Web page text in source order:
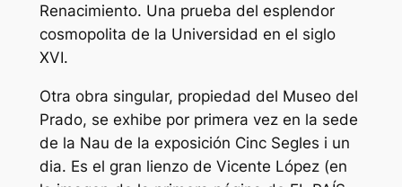
Renacimiento. Una prueba del esplendor
cosmopolita de la Universidad en el siglo
XVI.
Otra obra singular, propiedad del Museo del
Prado, se exhibe por primera vez en la sede
de la Nau de la exposición Cinc Segles i un
dia. Es el gran lienzo de Vicente López (en